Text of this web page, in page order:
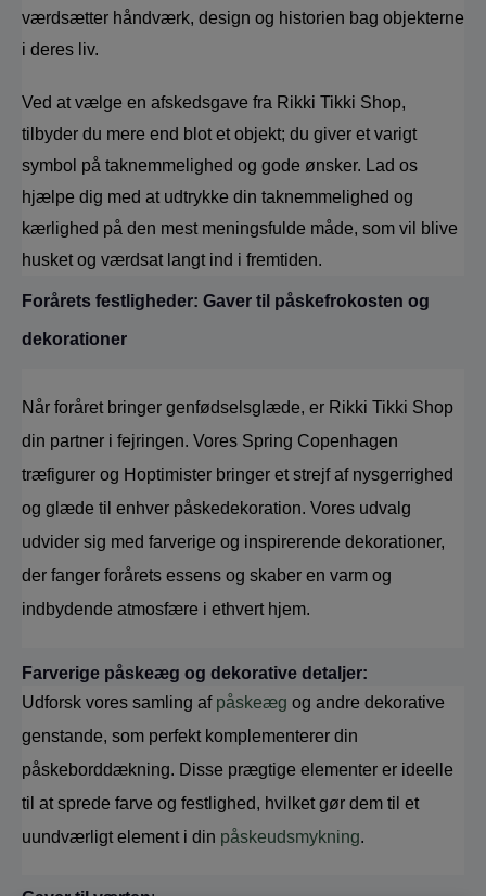
værdsætter håndværk, design og historien bag objekterne
i deres liv.
Ved at vælge en afskedsgave fra Rikki Tikki Shop,
tilbyder du mere end blot et objekt; du giver et varigt
symbol på taknemmelighed og gode ønsker. Lad os
hjælpe dig med at udtrykke din taknemmelighed og
kærlighed på den mest meningsfulde måde, som vil blive
husket og værdsat langt ind i fremtiden.
Forårets festligheder: Gaver til påskefrokosten og
dekorationer
Når foråret bringer genfødselsglæde, er Rikki Tikki Shop
din partner i fejringen. Vores Spring Copenhagen
træfigurer og Hoptimister bringer et strejf af nysgerrighed
og glæde til enhver påskedekoration. Vores udvalg
udvider sig med farverige og inspirerende dekorationer,
der fanger forårets essens og skaber en varm og
indbydende atmosfære i ethvert hjem.
Farverige påskeæg og dekorative detaljer:
Udforsk vores samling af påskeæg og andre dekorative
genstande, som perfekt komplementerer din
påskeborddækning. Disse prægtige elementer er ideelle
til at sprede farve og festlighed, hvilket gør dem til et
uundværligt element i din påskeudsmykning.